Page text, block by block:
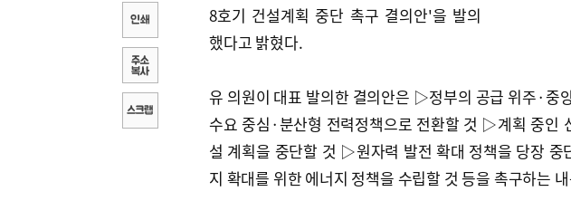
8호기 건설계획 중단 촉구 결의안'을 발의
했다고 밝혔다.
유 의원이 대표 발의한 결의안은 ▷정부의 공급 위주·중
수요 중심·분산형 전력정책으로 전환할 것 ▷계획 중인
설 계획을 중단할 것 ▷원자력 발전 확대 정책을 당장 중
지 확대를 위한 에너지 정책을 수립할 것 등을 촉구하는